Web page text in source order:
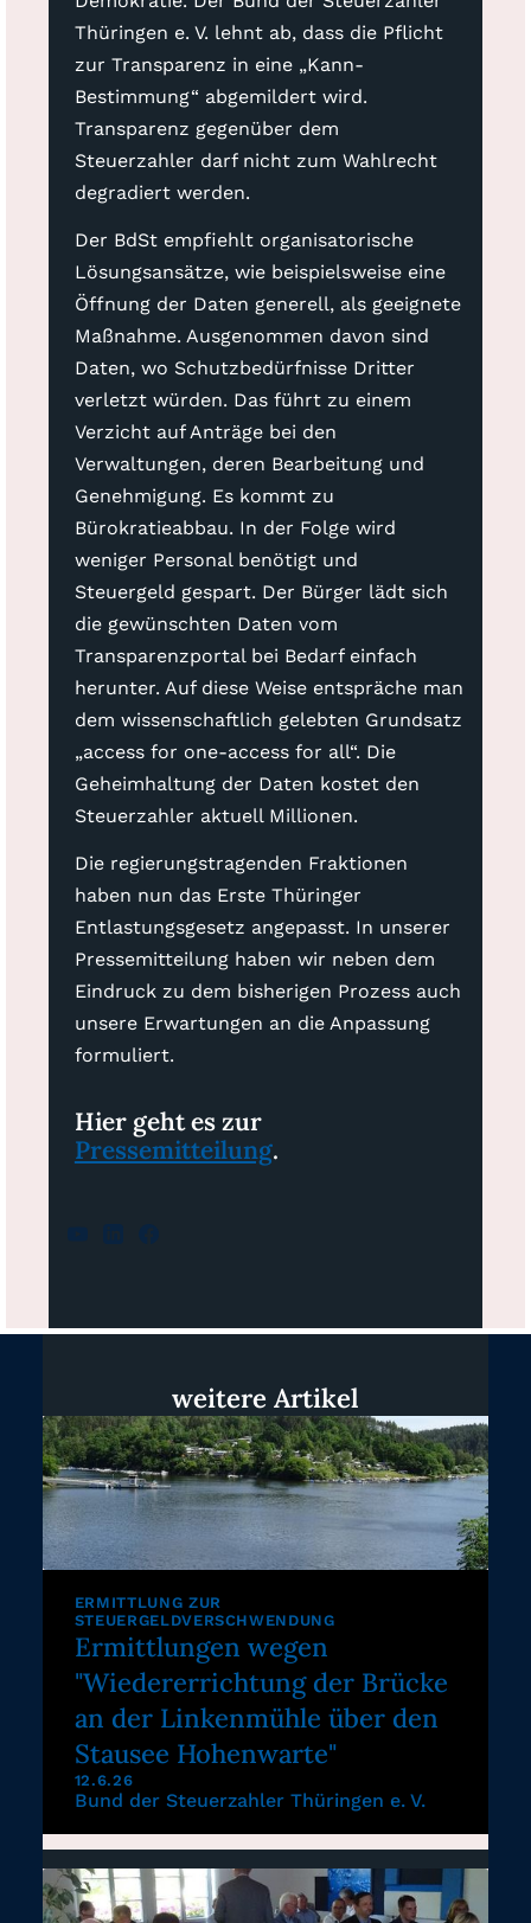
Thüringen e. V. lehnt ab, dass die Pflicht
zur Transparenz in eine „Kann-
Bestimmung“ abgemildert wird.
Transparenz gegenüber dem
Steuerzahler darf nicht zum Wahlrecht
degradiert werden.
Der BdSt empfiehlt organisatorische
Lösungsansätze, wie beispielsweise eine
Öffnung der Daten generell, als geeignete
Maßnahme. Ausgenommen davon sind
Daten, wo Schutzbedürfnisse Dritter
verletzt würden. Das führt zu einem
Verzicht auf Anträge bei den
Verwaltungen, deren Bearbeitung und
Genehmigung. Es kommt zu
Bürokratieabbau. In der Folge wird
weniger Personal benötigt und
Steuergeld gespart. Der Bürger lädt sich
die gewünschten Daten vom
Transparenzportal bei Bedarf einfach
herunter. Auf diese Weise entspräche man
dem wissenschaftlich gelebten Grundsatz
„access for one-access for all“. Die
Geheimhaltung der Daten kostet den
Steuerzahler aktuell Millionen.
Die regierungstragenden Fraktionen
haben nun das Erste Thüringer
Entlastungsgesetz angepasst. In unserer
Pressemitteilung haben wir neben dem
Eindruck zu dem bisherigen Prozess auch
unsere Erwartungen an die Anpassung
formuliert.
Hier geht es zur
Pressemitteilung.
weitere Artikel
ERMITTLUNG ZUR
STEUERGELDVERSCHWENDUNG
Ermittlungen wegen
"Wiedererrichtung der Brücke
an der Linkenmühle über den
Stausee Hohenwarte"
12.6.26
Bund der Steuerzahler Thüringen e. V.